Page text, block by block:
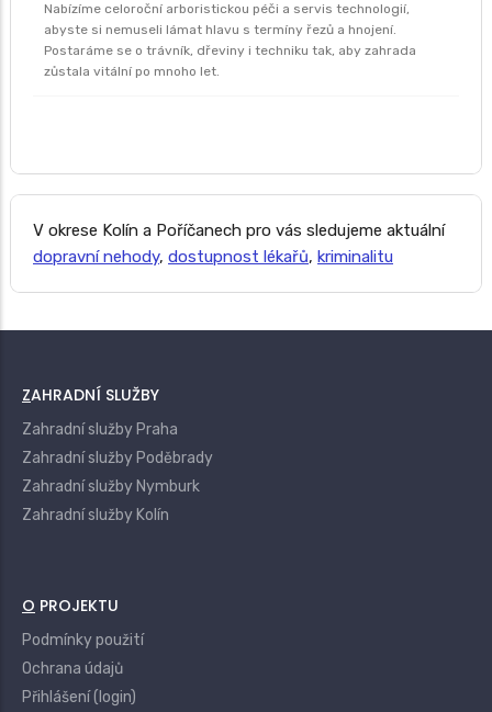
Nabízíme celoroční arboristickou péči a servis technologií,
abyste si nemuseli lámat hlavu s termíny řezů a hnojení.
Postaráme se o trávník, dřeviny i techniku tak, aby zahrada
zůstala vitální po mnoho let.
V okrese Kolín a Poříčanech pro vás sledujeme aktuální
dopravní nehody, dostupnost lékařů, kriminalitu
ZAHRADNÍ SLUŽBY
Zahradní služby Praha
Zahradní služby Poděbrady
Zahradní služby Nymburk
Zahradní služby Kolín
O PROJEKTU
Podmínky použití
Ochrana údajů
Přihlášení (login)